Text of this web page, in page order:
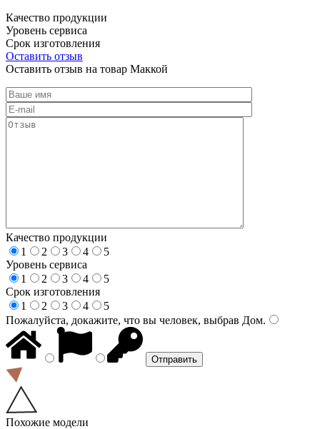
Качество продукции
Уровень сервиса
Срок изготовления
Оставить отзыв
Оставить отзыв на товар Маккой
Качество продукции
1
2 3 4
5
Уровень сервиса
1
2 3 4
5
Срок изготовления
1
2 3 4
5
Пожалуйста, докажите, что вы человек, выбрав Дом.
Похожие модели